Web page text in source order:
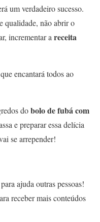
um verdadeiro sucesso.
qualidade, não abrir o
incrementar a receita
encantará todos ao
dobolo de fubá com
e preparar essa delícia
se arrepender!
ajuda outras pessoas!
receber mais conteúdos